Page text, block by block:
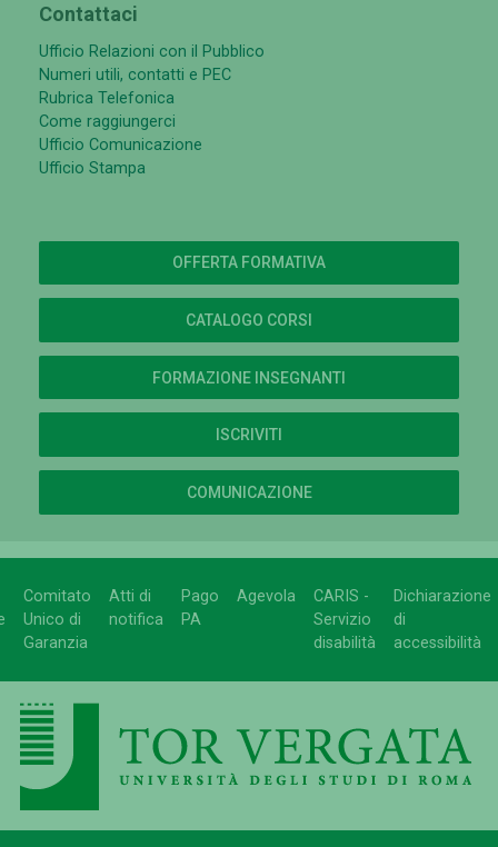
Contattaci
Ufficio Relazioni con il Pubblico
Numeri utili, contatti e PEC
Rubrica Telefonica
Come raggiungerci
Ufficio Comunicazione
Ufficio Stampa
OFFERTA FORMATIVA
CATALOGO CORSI
FORMAZIONE INSEGNANTI
ISCRIVITI
COMUNICAZIONE
Comitato
Unico di
Garanzia
Atti di
notifica
Pago
PA
Agevola
CARIS -
Servizio
disabilità
Dichiarazione
di
accessibilità